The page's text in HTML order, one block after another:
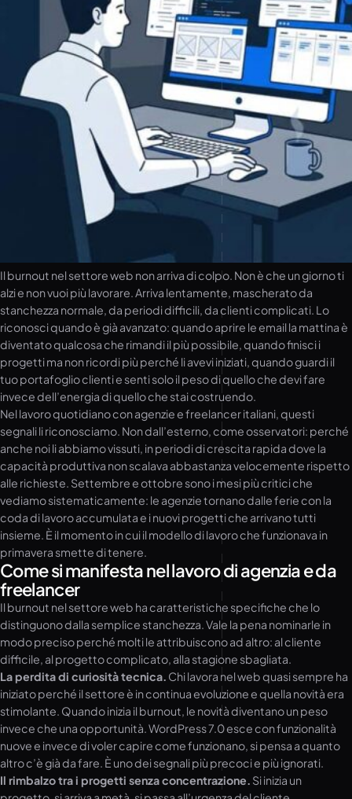
Il burnout nel settore web non arriva di colpo. Non è che un giorno ti
alzi e non vuoi più lavorare. Arriva lentamente, mascherato da
stanchezza normale, da periodi difficili, da clienti complicati. Lo
riconosci quando è già avanzato: quando aprire le email la mattina è
diventato qualcosa che rimandi il più possibile, quando finisci i
progetti ma non ricordi più perché li avevi iniziati, quando guardi il
tuo portafoglio clienti e senti solo il peso di quello che devi fare
invece dell’energia di quello che stai costruendo.
Nel lavoro quotidiano con agenzie e freelancer italiani, questi
segnali li riconosciamo. Non dall’esterno, come osservatori: perché
anche noi li abbiamo vissuti, in periodi di crescita rapida dove la
capacità produttiva non scalava abbastanza velocemente rispetto
alle richieste. Settembre e ottobre sono i mesi più critici che
vediamo sistematicamente: le agenzie tornano dalle ferie con la
coda di lavoro accumulata e i nuovi progetti che arrivano tutti
insieme. È il momento in cui il modello di lavoro che funzionava in
primavera smette di tenere.
Come si manifesta nel lavoro di agenzia e da
freelancer
Il burnout nel settore web ha caratteristiche specifiche che lo
distinguono dalla semplice stanchezza. Vale la pena nominarle in
modo preciso perché molti le attribuiscono ad altro: al cliente
difficile, al progetto complicato, alla stagione sbagliata.
La perdita di curiosità tecnica. Chi lavora nel web quasi sempre ha
iniziato perché il settore è in continua evoluzione e quella novità era
stimolante. Quando inizia il burnout, le novità diventano un peso
invece che una opportunità. WordPress 7.0 esce con funzionalità
nuove e invece di voler capire come funzionano, si pensa a quanto
altro c’è già da fare. È uno dei segnali più precoci e più ignorati.
Il rimbalzo tra i progetti senza concentrazione. Si inizia un